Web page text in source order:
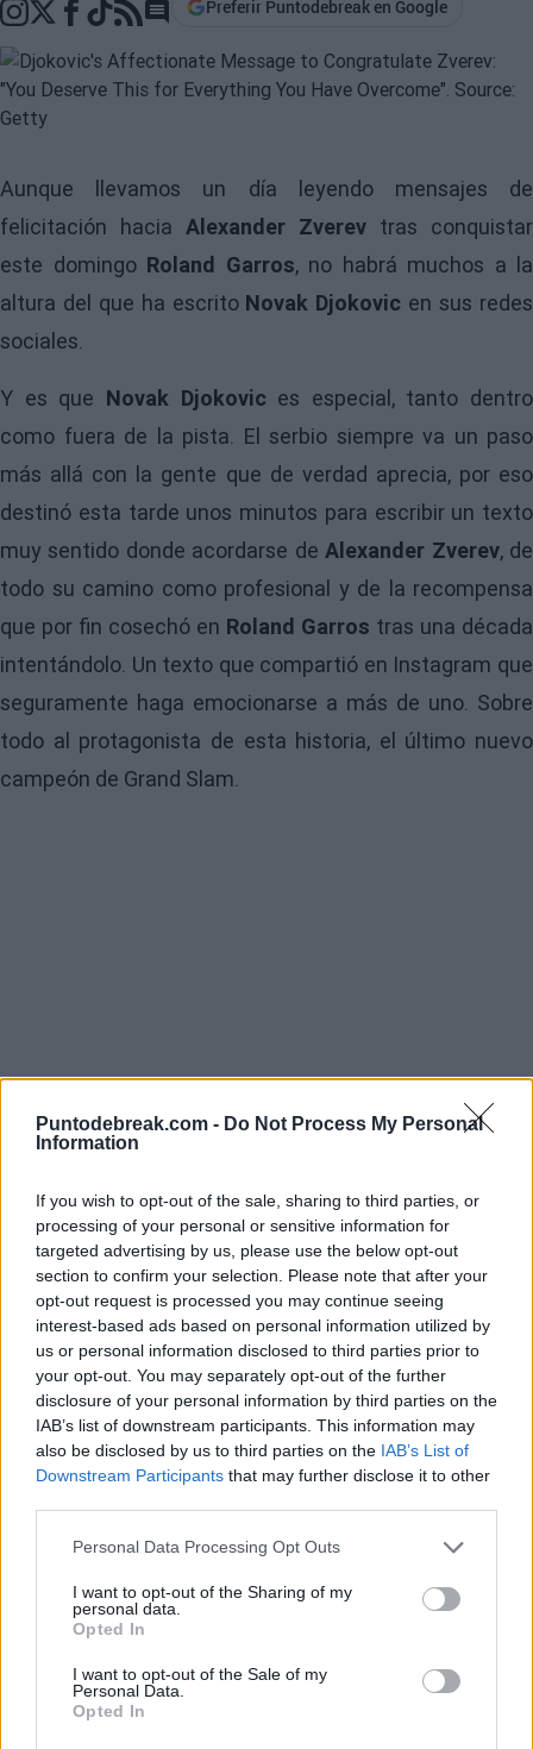
Puntodebreak.com - Do Not Process My Personal
Information
If you wish to opt-out of the sale, sharing to third parties, or
processing of your personal or sensitive information for
targeted advertising by us, please use the below opt-out
section to confirm your selection. Please note that after your
opt-out request is processed you may continue seeing
interest-based ads based on personal information utilized by
us or personal information disclosed to third parties prior to
your opt-out. You may separately opt-out of the further
disclosure of your personal information by third parties on the
IAB’s list of downstream participants. This information may
also be disclosed by us to third parties on the IAB’s List of
Downstream Participants that may further disclose it to other
Personal Data Processing Opt Outs
I want to opt-out of the Sharing of my
personal data.
Opted In
I want to opt-out of the Sale of my
Personal Data.
Opted In
Go to comments section
Preferir Puntodebreak en Google
Aunque llevamos un día leyendo mensajes de
felicitación hacia Alexander Zverev tras conquistar
este domingo Roland Garros, no habrá muchos a la
altura del que ha escrito Novak Djokovic en sus redes
sociales.
Y es que Novak Djokovic es especial, tanto dentro
como fuera de la pista. El serbio siempre va un paso
más allá con la gente que de verdad aprecia, por eso
destinó esta tarde unos minutos para escribir un texto
muy sentido donde acordarse deAlexander Zverev, de
todo su camino como profesional y de la recompensa
que por fin cosechó en Roland Garros tras una década
intentándolo. Un texto que compartió en Instagram que
seguramente haga emocionarse a más de uno. Sobre
todo al protagonista de esta historia, el último nuevo
campeón de Grand Slam.
Leyendo detenidamente el texto uno entiende que
estamos ante una relación de amistad de muchos años.
Desde que el de Hamburgo llegara al circuito y
comenzara a codearse con los mejores del circuito,
incluyendo a Novak Djokovic. La Laver Cup ayudó
también a que este vínculo se reforzara con el paso de
los años, pasando infinidad de momentos juntos y
Bueno, que no os entretenemos más, aquí abajo tenéis
el texto del balcánico.
Así fue la felicitación